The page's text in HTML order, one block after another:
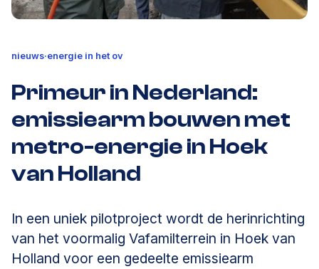
nieuws·energie in het ov
Primeur in Nederland:
emissiearm bouwen met
metro-energie in Hoek
van Holland
In een uniek pilotproject wordt de herinrichting
van het voormalig Vafamilterrein in Hoek van
Holland voor een gedeelte emissiearm